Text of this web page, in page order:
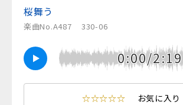
桜舞う
楽曲No.A487 330-06
0:00/2:19
☆☆☆☆☆ お気に入り